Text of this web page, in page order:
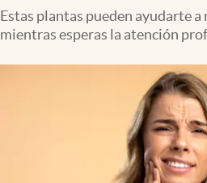
Estas plantas pueden ayudarte
mientras esperas la atención